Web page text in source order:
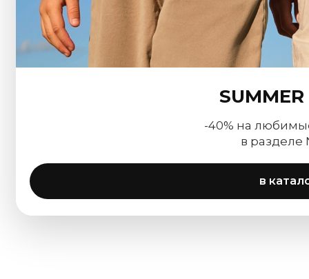
SUMMER
-40% на
в разделе
в